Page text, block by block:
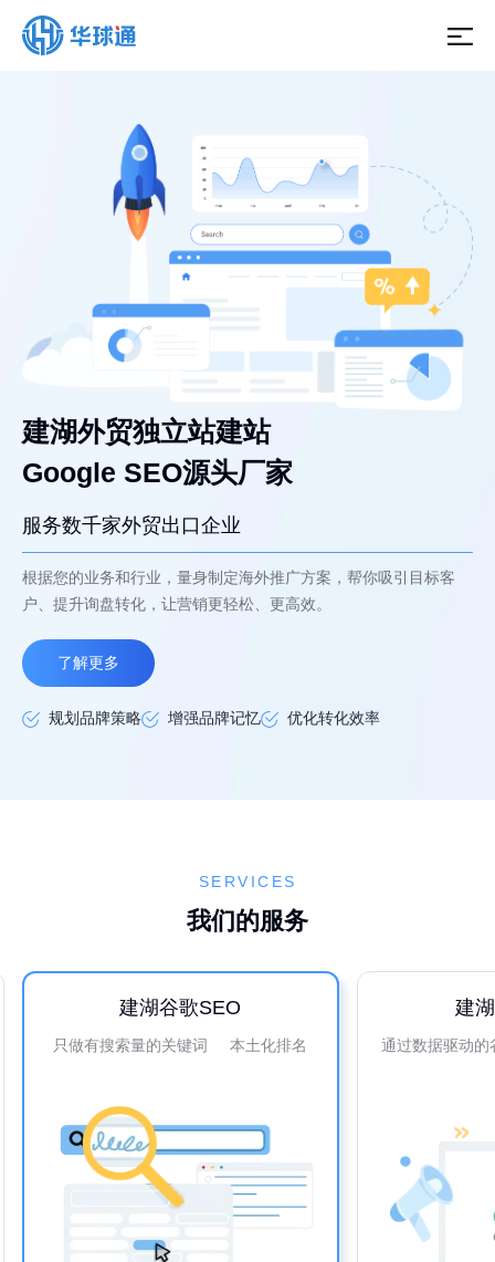
建湖外贸独立站建站
Google SEO源头厂家
服务数千家外贸出口企业
根据您的业务和行业，量身制定海外推广方案，帮你吸引目标客
户、提升询盘转化，让营销更轻松、更高效。
了解更多
规划品牌策略 增强品牌记忆 优化转化效率
SERVICES
我们的服务
建湖谷歌SEO
只做有搜索量的关键词 本土化排名
建
通过数据驱动的